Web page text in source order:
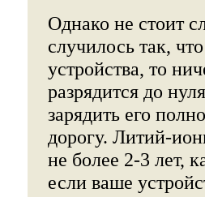
Однако не стоит
случилось так,
устройства, то
разрядится до
зарядить его
дорогу. Литий-
не более 2-3 лет,
если ваше